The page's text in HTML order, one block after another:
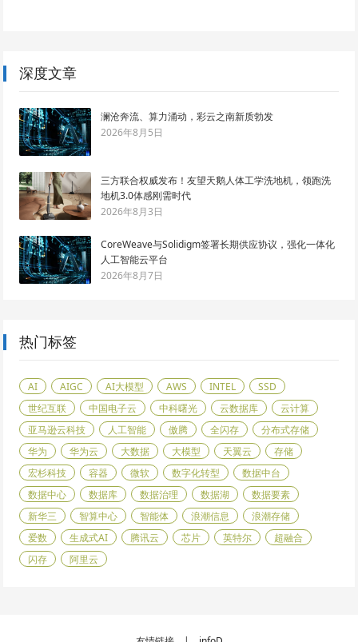
深度文章
澜沧奔流、算力涌动，彩云之南新质勃发
2026年8月5日
三方联合权威发布！友望天鹅人体工学洗地机，领跑洗
地机3.0体感刚需时代
2026年8月3日
CoreWeave与Solidigm签署长期供应协议，强化一体化
人工智能云平台
2026年8月7日
热门标签
AI AIGC AI大模型 AWS INTEL
SSD
世纪互联
中国电子云 中科曙光 云数据库
云计算
亚马逊云科技
人工智能 傲腾 全闪存
分布式存储
华为
华为云 大数据 大模型 天翼云
存储
宏杉科技
容器 微软 数字化转型
数据中台
数据中心
数据库 数据治理 数据湖
数据要素
新华三
智算中心 智能体 浪潮信息
浪潮存储
爱数
生成式AI 腾讯云 芯片 英特尔
超融合
闪存
阿里云